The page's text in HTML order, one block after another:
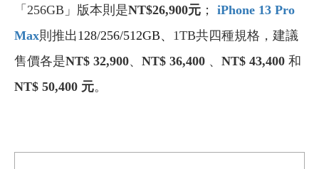
「256GB」版本則是NT$26,900元 ；
iPhone 13 Pro
Max則推出128/256/512GB、 1TB共四種規格，建議
售價各是NT$ 32,900、 NT$ 36,400 、 NT$ 43,400 和
NT$ 50,400 元。